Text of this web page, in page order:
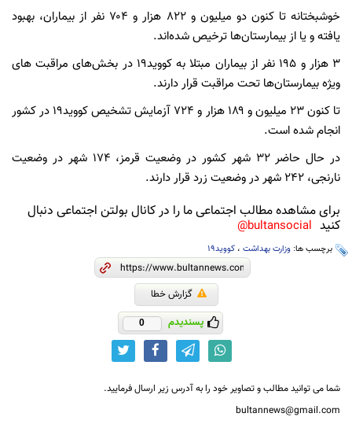
خوشبختانه تا کنون دو میلیون و ۸۲۲ هزار و ۷۰۴ نفر از بیماران، بهبود
یافته و یا از بیمارستان‌ها ترخیص شده‌اند.
۳ هزار و ۱۹۵ نفر از بیماران مبتلا به کووید۱۹ در بخش‌های مراقبت های
ویژه بیمارستان‌ها تحت مراقبت قرار دارند.
تا کنون ۲۳ میلیون و ۱۸۹ هزار و ۷۲۴ آزمایش تشخیص کووید۱۹ در کشور
انجام شده است.
در حال حاضر ۳۲ شهر کشور در وضعیت قرمز، ۱۷۴ شهر در وضعیت
نارنجی، ۲۴۲ شهر در وضعیت زرد قرار دارند.
برای مشاهده مطالب اجتماعی ما را در کانال بولتن اجتماعی دنبال
کنید bultansocial@
برچسب ها: وزارت بهداشت ، کووید۱۹
گزارش خطا
پسندیدم 0
شما می توانید مطالب و تصاویر خود را به آدرس زیر ارسال فرمایید.
bultannews@gmail.com